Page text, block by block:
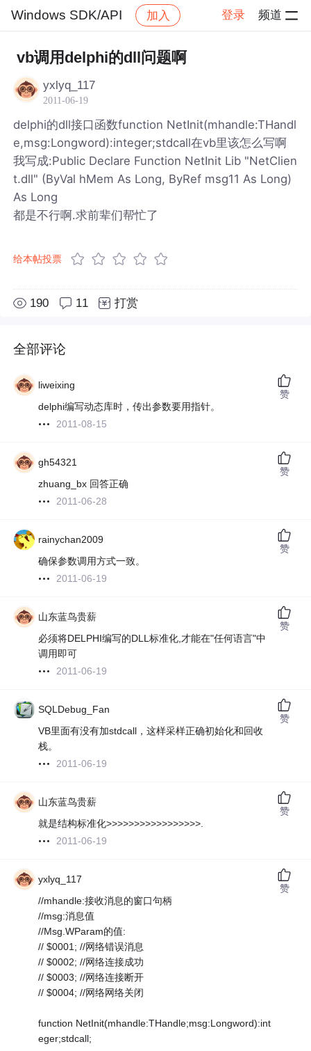
Windows SDK/API 加入 登录 频道
社区 Windows SDK/API 帖子详情
vb调用delphi的dll问题啊
yxlyq_117
2011-06-19
delphi的dll接口函数function NetInit(mhandle:THandl
e,msg:Longword):integer;stdcall在vb里该怎么写啊
我写成:Public Declare Function NetInit Lib "NetClien
t.dll" (ByVal hMem As Long, ByRef msg11 As Long)
As Long
都是不行啊.求前辈们帮忙了
给本帖投票
190 11 打赏
全部评论
liweixing
delphi编写动态库时，传出参数要用指针。
2011-08-15
赞
gh54321
zhuang_bx 回答正确
2011-06-28
赞
rainychan2009
确保参数调用方式一致。
2011-06-19
赞
山东蓝鸟贵薪
必须将DELPHI编写的DLL标准化,才能在"任何语言"中
调用即可
2011-06-19
赞
SQLDebug_Fan
VB里面有没有加stdcall，这样采样正确初始化和回收
栈。
2011-06-19
赞
山东蓝鸟贵薪
就是结构标准化>>>>>>>>>>>>>>>>>.
2011-06-19
赞
yxlyq_117
//mhandle:接收消息的窗口句柄
//msg:消息值
//Msg.WParam的值:
// $0001; //网络错误消息
// $0002; //网络连接成功
// $0003; //网络连接断开
// $0004; //网络网络关闭
function NetInit(mhandle:THandle;msg:Longword):int
eger;stdcall;
赞